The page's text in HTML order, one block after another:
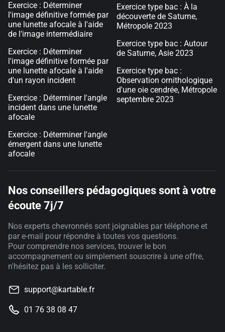
Exercice : Déterminer
l'image définitive formée par
une lunette afocale à l'aide
de l'image intermédiaire
Exercice : Déterminer
l'image définitive formée par
une lunette afocale à l'aide
d'un rayon incident
Exercice : Déterminer l'angle
incident dans une lunette
afocale
Exercice : Déterminer l'angle
émergent dans une lunette
afocale
Exercice type bac : À la
découverte de Saturne,
Métropole 2023
Exercice type bac : Autour
de Saturne, Asie 2023
Exercice type bac :
Observation ornithologique
d'une oie cendrée, Métropole
septembre 2023
Nos conseillers pédagogiques sont à votre
écoute 7j/7
Nos experts chevronnés sont joignables par téléphone et
par e-mail pour répondre à toutes vos questions.
Pour comprendre nos services, trouver le bon
accompagnement ou simplement souscrire à une offre,
n'hésitez pas à les solliciter.
support@kartable.fr
01 76 38 08 47